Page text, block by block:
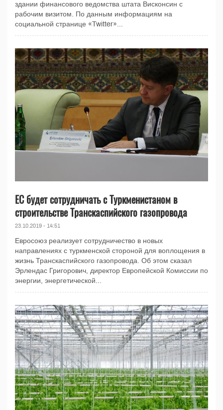
здании финансового ведомства штата Висконсин с
рабочим визитом. По данным информациям на
социальной странице «Twitter»...
ЕС будет сотрудничать с Туркменистаном в
строительстве Транскаспийского газопровода
23.10.2019 - 14:51
Евросоюз реализует сотрудничество в новых
направлениях с туркменской стороной для воплощения в
жизнь Транскаспийского газопровода. Об этом сказал
Эрлендас Григорович, директор Европейской Комиссии по
энергии, энергетической...